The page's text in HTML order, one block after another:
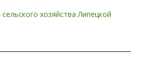
хозяйства Липецкой